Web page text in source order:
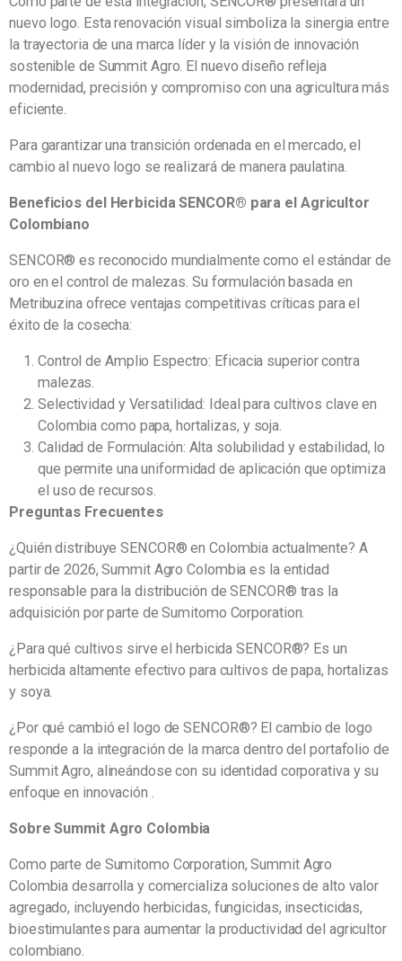
nuevo logo. Esta renovación visual simboliza la sinergia entre
la trayectoria de una marca líder y la visión de innovación
sostenible de Summit Agro. El nuevo diseño refleja
modernidad, precisión y compromiso con una agricultura más
eficiente.
Para garantizar una transición ordenada en el mercado, el
cambio al nuevo logo se realizará de manera paulatina.
Beneficios del Herbicida SENCOR® para el Agricultor
Colombiano
SENCOR® es reconocido mundialmente como el estándar de
oro en el control de malezas. Su formulación basada en
Metribuzina ofrece ventajas competitivas críticas para el
éxito de la cosecha:
Control de Amplio Espectro: Eficacia superior contra
malezas.
Selectividad y Versatilidad: Ideal para cultivos clave en
Colombia como papa, hortalizas, y soja.
Calidad de Formulación: Alta solubilidad y estabilidad, lo
que permite una uniformidad de aplicación que optimiza
el uso de recursos.
Preguntas Frecuentes
¿Quién distribuye SENCOR® en Colombia actualmente? A
partir de 2026, Summit Agro Colombia es la entidad
responsable para la distribución de SENCOR® tras la
adquisición por parte de Sumitomo Corporation.
¿Para qué cultivos sirve el herbicida SENCOR®? Es un
herbicida altamente efectivo para cultivos de papa, hortalizas
y soya.
¿Por qué cambió el logo de SENCOR®? El cambio de logo
responde a la integración de la marca dentro del portafolio de
Summit Agro, alineándose con su identidad corporativa y su
enfoque en innovación .
Sobre Summit Agro Colombia
Como parte de Sumitomo Corporation, Summit Agro
Colombia desarrolla y comercializa soluciones de alto valor
agregado, incluyendo herbicidas, fungicidas, insecticidas,
bioestimulantes para aumentar la productividad del agricultor
colombiano.